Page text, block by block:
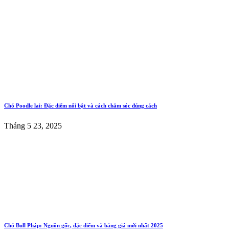
Chó Poodle lai: Đặc điểm nổi bật và cách chăm sóc đúng cách
Tháng 5 23, 2025
Chó Bull Pháp: Nguồn gốc, đặc điểm và bảng giá mới nhất 2025